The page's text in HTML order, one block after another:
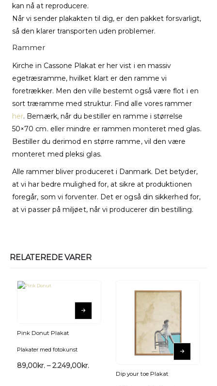
kan nå at reproducere.
Når vi sender plakakten til dig, er den pakket forsvarligt,
så den klarer transporten uden problemer.
Rammer
Kirche in Cassone Plakat er her vist i en massiv
egetræsramme, hvilket klart er den ramme vi
foretrækker. Men den ville bestemt også være flot i en
sort træramme med struktur. Find alle vores rammer
her. Bemærk, når du bestiller en ramme i størrelse
50×70 cm. eller mindre er rammen monteret med glas.
Bestiller du derimod en større ramme, vil den være
monteret med pleksi glas.
Alle rammer bliver produceret i Danmark. Det betyder,
at vi har bedre mulighed for, at sikre at produktionen
foregår, som vi forventer. Det er også din sikkerhed for,
at vi passer på miljøet, når vi producerer din bestilling.
RELATEREDE VARER
Pink Donut Plakat
Plakater med fotokunst
89,00kr. – 2.249,00kr.
Dip your toe Plakat